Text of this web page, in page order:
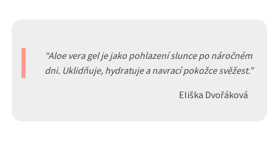
Aloe vera gel je jako pohlazení slunce po náročném
dni. Uklidňuje, hydratuje a navrací pokožce svěžest.
Eliška Dvořáková